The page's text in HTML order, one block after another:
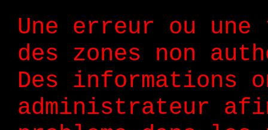
Une erreur ou
des zones non
Des informations
administrateur